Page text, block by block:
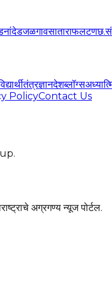
नांदेडजळगावसाताराफलटण
तंत्रज्ञानदेशब्लॉग्स
PolicyContact Us
अग्रगण्य न्यूज पोर्टल.